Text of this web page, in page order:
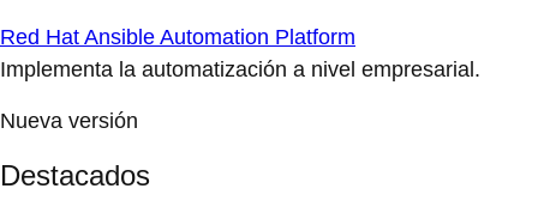
Red Hat Ansible Automation Platform
Implementa la automatización a nivel empresarial.
Nueva versión
Destacados